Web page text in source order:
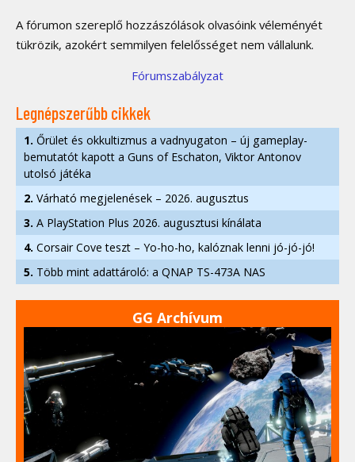
A fórumon szereplő hozzászólások olvasóink véleményét
tükrözik, azokért semmilyen felelősséget nem vállalunk.
Fórumszabályzat
Legnépszerűbb cikkek
1. Őrület és okkultizmus a vadnyugaton – új gameplay-
bemutatót kapott a Guns of Eschaton, Viktor Antonov
utolsó játéka
2. Várható megjelenések – 2026. augusztus
3. A PlayStation Plus 2026. augusztusi kínálata
4. Corsair Cove teszt – Yo-ho-ho, kalóznak lenni jó-jó-jó!
5. Több mint adattároló: a QNAP TS-473A NAS
GG Archívum